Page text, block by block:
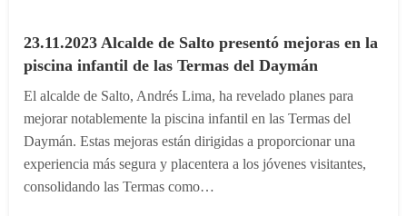
23.11.2023 Alcalde de Salto presentó mejoras en la
piscina infantil de las Termas del Daymán
El alcalde de Salto, Andrés Lima, ha revelado planes para
mejorar notablemente la piscina infantil en las Termas del
Daymán. Estas mejoras están dirigidas a proporcionar una
experiencia más segura y placentera a los jóvenes visitantes,
consolidando las Termas como…